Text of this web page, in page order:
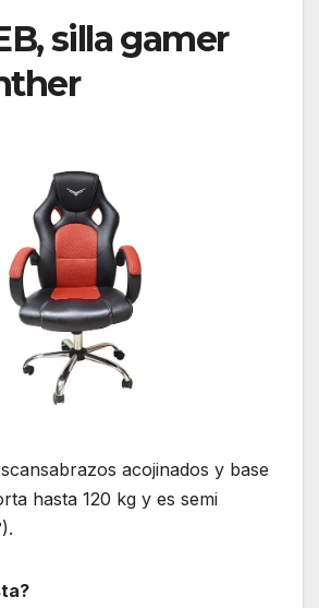
silla gamer
acojinados y base
hasta 120 kg y es semi